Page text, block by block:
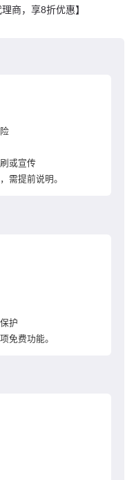
商，享8折优惠】
或宣传
需提前说明。
护
免费功能。